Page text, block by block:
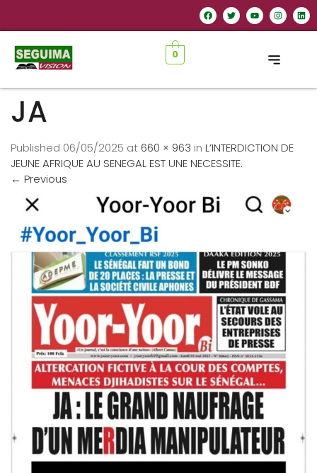
0
JA
Published 06/05/2025 at 660 × 963 in L’INTERDICTION DE
JEUNE AFRIQUE AU SENEGAL EST UNE NECESSITE.
← Previous